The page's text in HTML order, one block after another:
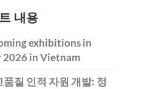
내용
exhibitions in
2026 in Vietnam
질 인적 자원 개발: 정